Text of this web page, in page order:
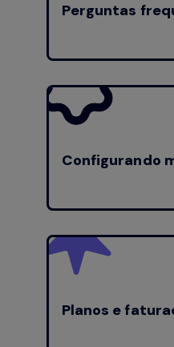
Perguntas
Configurando
Planos e